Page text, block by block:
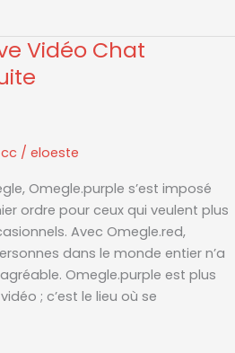
Vidéo Chat
/ eloeste
Omegle.purple s’est imposé
ordre pour ceux qui veulent plus
Avec Omegle.red,
dans le monde entier n’a
Omegle.purple est plus
; c’est le lieu où se